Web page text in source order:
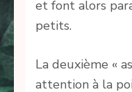
et font alors
petits.
La deuxième «
attention à la